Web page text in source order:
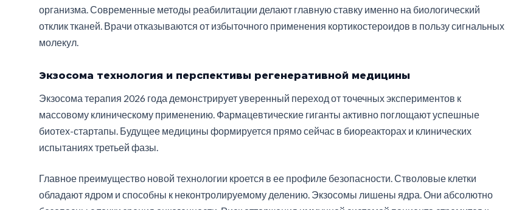
организма. Современные методы реабилитации делают главную ставку именно на биологический
отклик тканей. Врачи отказываются от избыточного применения кортикостероидов в пользу сигнальных
молекул.
Экзосома технология и перспективы регенеративной медицины
Экзосома терапия 2026 года демонстрирует уверенный переход от точечных экспериментов к
массовому клиническому применению. Фармацевтические гиганты активно поглощают успешные
биотех-стартапы. Будущее медицины формируется прямо сейчас в биореакторах и клинических
испытаниях третьей фазы.
Главное преимущество новой технологии кроется в ее профиле безопасности. Стволовые клетки
обладают ядром и способны к неконтролируемому делению. Экзосомы лишены ядра. Они абсолютно